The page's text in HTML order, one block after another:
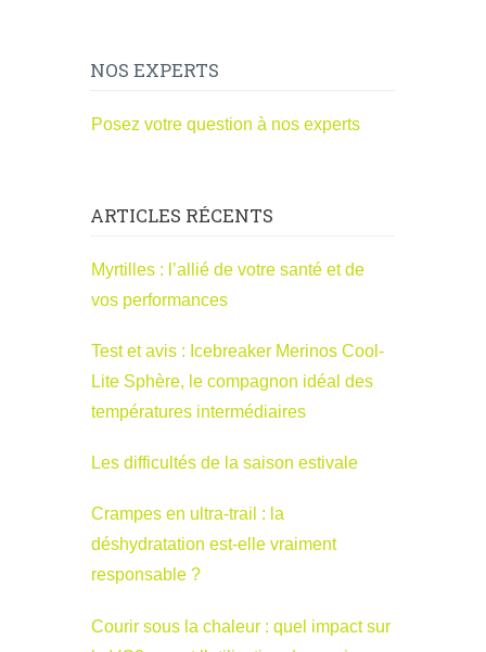
NOS EXPERTS
Posez votre question à nos experts
ARTICLES RÉCENTS
Myrtilles : l’allié de votre santé et de
vos performances
Test et avis : Icebreaker Merinos Cool-
Lite Sphère, le compagnon idéal des
températures intermédiaires
Les difficultés de la saison estivale
Crampes en ultra-trail : la
déshydratation est-elle vraiment
responsable ?
Courir sous la chaleur : quel impact sur